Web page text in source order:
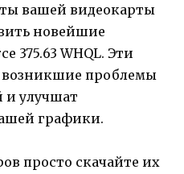
вашей видеокарты
новейшие
375.63 WHQL. Эти
проблемы
и улучшат
графики.
просто скачайте их